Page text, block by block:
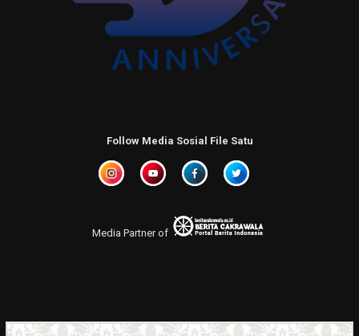
Follow Media Sosial File Satu
Media Partner of